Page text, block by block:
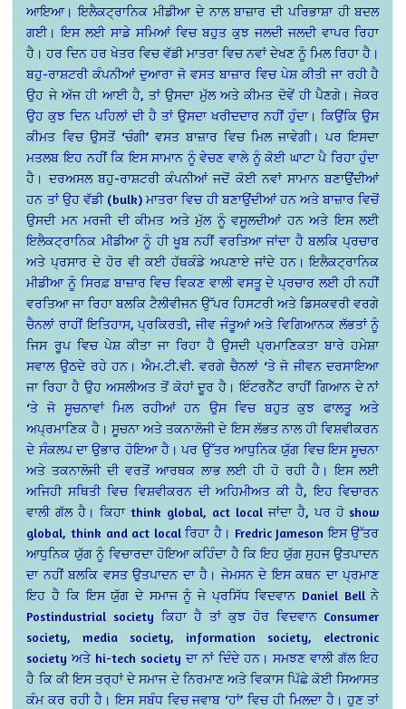
ਆਇਆ। ਇਲੈਕਟ੍ਰਾਨਿਕ ਮੀਡੀਆ ਦੇ ਨਾਲ ਬਾਜ਼ਾਰ ਦੀ ਪਰਿਭਾਸ਼ਾ ਹੀ ਬਦਲ
ਗਈ। ਇਸ ਲਈ ਸਾਡੇ ਸਮਿਆਂ ਵਿਚ ਬਹੁਤ ਕੁਝ ਜਲਦੀ ਜਲਦੀ ਵਾਪਰ ਰਿਹਾ
ਹੈ। ਹਰ ਦਿਨ ਹਰ ਖੇਤਰ ਵਿਚ ਵੱਡੀ ਮਾਤਰਾ ਵਿਚ ਨਵਾਂ ਦੇਖਣ ਨੂੰ ਮਿਲ ਰਿਹਾ ਹੈ।
ਬਹੁ-ਰਾਸ਼ਟਰੀ ਕੰਪਨੀਆਂ ਦੁਆਰਾ ਜੋ ਵਸਤ ਬਾਜ਼ਾਰ ਵਿਚ ਪੇਸ਼ ਕੀਤੀ ਜਾ ਰਹੀ ਹੈ
ਉਹ ਜੇ ਅੱਜ ਹੀ ਆਈ ਹੈ, ਤਾਂ ਉਸਦਾ ਮੁੱਲ ਅਤੇ ਕੀਮਤ ਦੋਵੇਂ ਹੀ ਪੈਣਗੇ। ਜੇਕਰ
ਉਹ ਕੁਝ ਦਿਨ ਪਹਿਲਾਂ ਦੀ ਹੈ ਤਾਂ ਉਸਦਾ ਖਰੀਦਦਾਰ ਨਹੀਂ ਹੁੰਦਾ। ਕਿਉਂਕਿ ਉਸ
ਕੀਮਤ ਵਿਚ ਉਸਤੋਂ ‘ਚੰਗੀ’ ਵਸਤ ਬਾਜ਼ਾਰ ਵਿਚ ਮਿਲ ਜਾਵੇਗੀ। ਪਰ ਇਸਦਾ
ਮਤਲਬ ਇਹ ਨਹੀਂ ਕਿ ਇਸ ਸਾਮਾਨ ਨੂੰ ਵੇਚਣ ਵਾਲੇ ਨੂੰ ਕੋਈ ਘਾਟਾ ਪੈ ਰਿਹਾ ਹੁੰਦਾ
ਹੈ। ਦਰਅਸਲ ਬਹੁ-ਰਾਸ਼ਟਰੀ ਕੰਪਨੀਆਂ ਜਦੋਂ ਕੋਈ ਨਵਾਂ ਸਾਮਾਨ ਬਣਾਉਂਦੀਆਂ
ਹਨ ਤਾਂ ਉਹ ਵੱਡੀ (bulk) ਮਾਤਰਾ ਵਿਚ ਹੀ ਬਣਾਉਂਦੀਆਂ ਹਨ ਅਤੇ ਬਾਜ਼ਾਰ ਵਿਚੋਂ
ਉਸਦੀ ਮਨ ਮਰਜੀ ਦੀ ਕੀਮਤ ਅਤੇ ਮੁੱਲ ਨੂੰ ਵਸੂਲਦੀਆਂ ਹਨ ਅਤੇ ਇਸ ਲਈ
ਇਲੈਕਟ੍ਰਾਨਿਕ ਮੀਡੀਆ ਨੂੰ ਹੀ ਖੂਬ ਨਹੀਂ ਵਰਤਿਆ ਜਾਂਦਾ ਹੈ ਬਲਕਿ ਪ੍ਰਚਾਰ
ਅਤੇ ਪ੍ਰਸਾਰ ਦੇ ਹੋਰ ਵੀ ਕਈ ਹੱਥਕੰਡੇ ਅਪਣਾਏ ਜਾਂਦੇ ਹਨ। ਇਲੈਕਟ੍ਰਾਨਿਕ
ਮੀਡੀਆ ਨੂੰ ਸਿਰਫ਼ ਬਾਜ਼ਾਰ ਵਿਚ ਵਿਕਣ ਵਾਲੀ ਵਸਤੂ ਦੇ ਪ੍ਰਚਾਰ ਲਈ ਹੀ ਨਹੀਂ
ਵਰਤਿਆ ਜਾ ਰਿਹਾ ਬਲਕਿ ਟੈਲੀਵੀਜਨ ਉੱਪਰ ਹਿਸਟਰੀ ਅਤੇ ਡਿਸਕਵਰੀ ਵਰਗੇ
ਚੈਨਲਾਂ ਰਾਹੀਂ ਇਤਿਹਾਸ, ਪ੍ਰਕਿਰਤੀ, ਜੀਵ ਜੰਤੂਆਂ ਅਤੇ ਵਿਗਿਆਨਕ ਲੱਭਤਾਂ ਨੂੰ
ਜਿਸ ਰੂਪ ਵਿਚ ਪੇਸ਼ ਕੀਤਾ ਜਾ ਰਿਹਾ ਹੈ ਉਸਦੀ ਪ੍ਰਮਾਣਿਕਤਾ ਬਾਰੇ ਹਮੇਸ਼ਾ
ਸਵਾਲ ਉਠਦੇ ਰਹੇ ਹਨ। ਐਮ.ਟੀ.ਵੀ. ਵਰਗੇ ਚੈਨਲਾਂ ‘ਤੇ ਜੋ ਜੀਵਨ ਦਰਸਾਇਆ
ਜਾ ਰਿਹਾ ਹੈ ਉਹ ਅਸਲੀਅਤ ਤੋਂ ਕੋਹਾਂ ਦੂਰ ਹੈ। ਇੰਟਰਨੈੱਟ ਰਾਹੀਂ ਗਿਆਨ ਦੇ ਨਾਂ
‘ਤੇ ਜੋ ਸੂਚਨਾਵਾਂ ਮਿਲ ਰਹੀਆਂ ਹਨ ਉਸ ਵਿਚ ਬਹੁਤ ਕੁਝ ਫਾਲਤੂ ਅਤੇ
ਅਪ੍ਰਮਾਣਿਕ ਹੈ। ਸੂਚਨਾ ਅਤੇ ਤਕਨਾਲੋਜੀ ਦੇ ਇਸ ਲੱਭਤ ਨਾਲ ਹੀ ਵਿਸ਼ਵੀਕਰਨ
ਦੇ ਸੰਕਲਪ ਦਾ ਉਭਾਰ ਹੋਇਆ ਹੈ। ਪਰ ਉੱਤਰ ਆਧੁਨਿਕ ਯੁੱਗ ਵਿਚ ਇਸ ਸੂਚਨਾ
ਅਤੇ ਤਕਨਾਲੋਜੀ ਦੀ ਵਰਤੋਂ ਆਰਥਕ ਲਾਭ ਲਈ ਹੀ ਹੋ ਰਹੀ ਹੈ। ਇਸ ਲਈ
ਅਜਿਹੀ ਸਥਿਤੀ ਵਿਚ ਵਿਸ਼ਵੀਕਰਨ ਦੀ ਅਹਿਮੀਅਤ ਕੀ ਹੈ, ਇਹ ਵਿਚਾਰਨ
ਵਾਲੀ ਗੱਲ ਹੈ। ਕਿਹਾ think global, act local ਜਾਂਦਾ ਹੈ, ਪਰ ਹੋ show
global, think and act local ਰਿਹਾ ਹੈ। Fredric Jameson ਇਸ ਉੱਤਰ
ਆਧੁਨਿਕ ਯੁੱਗ ਨੂੰ ਵਿਚਾਰਦਾ ਹੋਇਆ ਕਹਿੰਦਾ ਹੈ ਕਿ ਇਹ ਯੁੱਗ ਸੁਹਜ ਉਤਪਾਦਨ
ਦਾ ਨਹੀਂ ਬਲਕਿ ਵਸਤ ਉਤਪਾਦਨ ਦਾ ਹੈ। ਜੇਮਸਨ ਦੇ ਇਸ ਕਥਨ ਦਾ ਪ੍ਰਮਾਣ
ਇਹ ਹੈ ਕਿ ਇਸ ਯੁੱਗ ਦੇ ਸਮਾਜ ਨੂੰ ਜੇ ਪ੍ਰਸਿੱਧ ਵਿਦਵਾਨ Daniel Bell ਨੇ
Postindustrial society ਕਿਹਾ ਹੈ ਤਾਂ ਕੁਝ ਹੋਰ ਵਿਦਵਾਨ Consumer
society, media society, information society, electronic
society ਅਤੇ hi-tech society ਦਾ ਨਾਂ ਦਿੰਦੇ ਹਨ। ਸਮਝਣ ਵਾਲੀ ਗੱਲ ਇਹ
ਹੈ ਕਿ ਕੀ ਇਸ ਤਰ੍ਹਾਂ ਦੇ ਸਮਾਜ ਦੇ ਨਿਰਮਾਣ ਅਤੇ ਵਿਕਾਸ ਪਿੱਛੇ ਕੋਈ ਸਿਆਸਤ
ਕੰਮ ਕਰ ਰਹੀ ਹੈ। ਇਸ ਸਬੰਧ ਵਿਚ ਜਵਾਬ ‘ਹਾਂ’ ਵਿਚ ਹੀ ਮਿਲਦਾ ਹੈ। ਹੁਣ ਤਾਂ